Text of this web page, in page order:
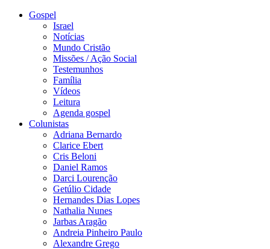
Gospel
Israel
Notícias
Mundo Cristão
Missões / Ação Social
Testemunhos
Família
Vídeos
Leitura
Agenda gospel
Colunistas
Adriana Bernardo
Clarice Ebert
Cris Beloni
Daniel Ramos
Darci Lourenção
Getúlio Cidade
Hernandes Dias Lopes
Nathalia Nunes
Jarbas Aragão
Andreia Pinheiro Paulo
Alexandre Grego